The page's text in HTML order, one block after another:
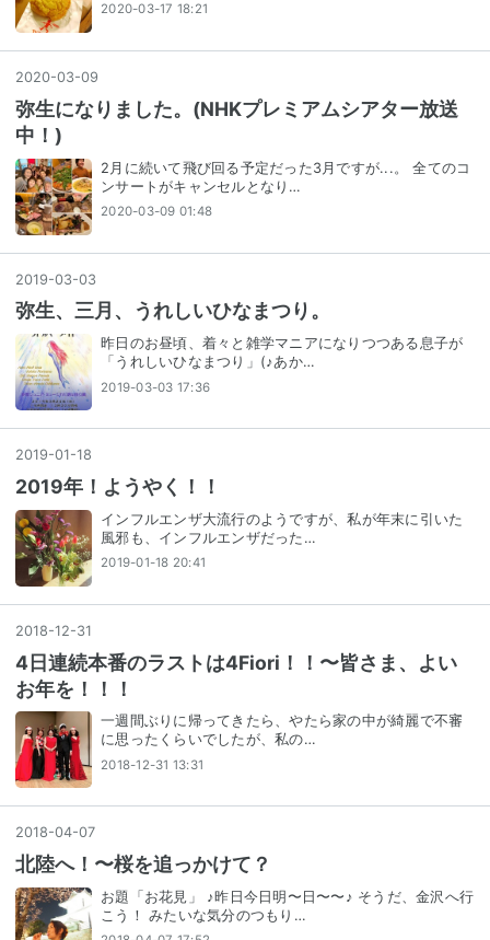
2020-03-17 18:21
2020-03-09
弥生になりました。(NHKプレミアムシアター放送
中！)
2月に続いて飛び回る予定だった3月ですが...。 全てのコ
ンサートがキャンセルとなり…
2020-03-09 01:48
2019-03-03
弥生、三月、うれしいひなまつり。
昨日のお昼頃、着々と雑学マニアになりつつある息子が
「うれしいひなまつり」(♪あか…
2019-03-03 17:36
2019-01 -18
2019年！ようやく！！
インフルエンザ大流行のようですが、私が年末に引いた
風邪も、インフルエンザだった…
2019-01-18 20:41
2018-12-31
4日連続本番のラストは4Fiori！！〜皆さま、よい
お年を！！！
一週間ぶりに帰ってきたら、やたら家の中が綺麗で不審
に思ったくらいでしたが、私の…
2018-12-31 13:31
2018-04-07
北陸へ！〜桜を追っかけて？
お題「お花見」 ♪昨日今日明〜日〜〜♪ そうだ、金沢へ行
こう！ みたいな気分のつもり…